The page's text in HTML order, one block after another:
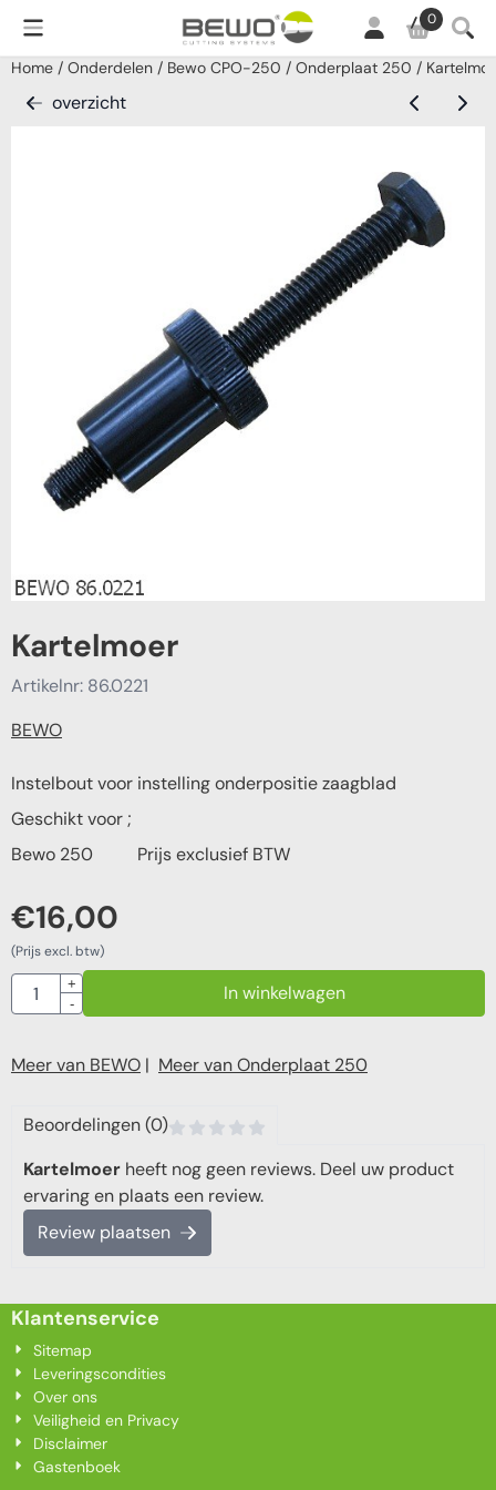
Cookievoorkeuren zijn momenteel gesloten. 0
Home / Onderdelen / Bewo CPO-250 / Onderplaat 250 /
overzicht
Kartelmoer
Artikelnr: 86.0221
BEWO
Instelbout voor instelling onderpositie zaagblad
Geschikt voor ;
Bewo 250 Prijs exclusief BTW
€16,00
(Prijs excl. btw)
Aantal
+
-
In winkelwagen
Meer van BEWO | Meer van Onderplaat 250
Beoordelingen (0)
Kartelmoer heeft nog geen reviews. Deel uw product
ervaring en plaats een review.
Review plaatsen
Klantenservice
Sitemap
Leveringscondities
Over ons
Veiligheid en Privacy
Disclaimer
Gastenboek